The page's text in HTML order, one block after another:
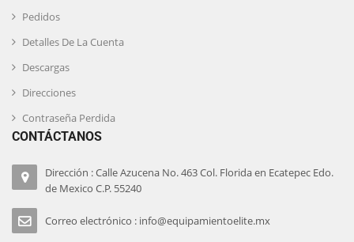
Pedidos
Detalles De La Cuenta
Descargas
Direcciones
Contraseña Perdida
CONTÁCTANOS
Dirección : Calle Azucena No. 463 Col. Florida en Ecatepec Edo.
de Mexico C.P. 55240
Correo electrónico : info@equipamientoelite.mx